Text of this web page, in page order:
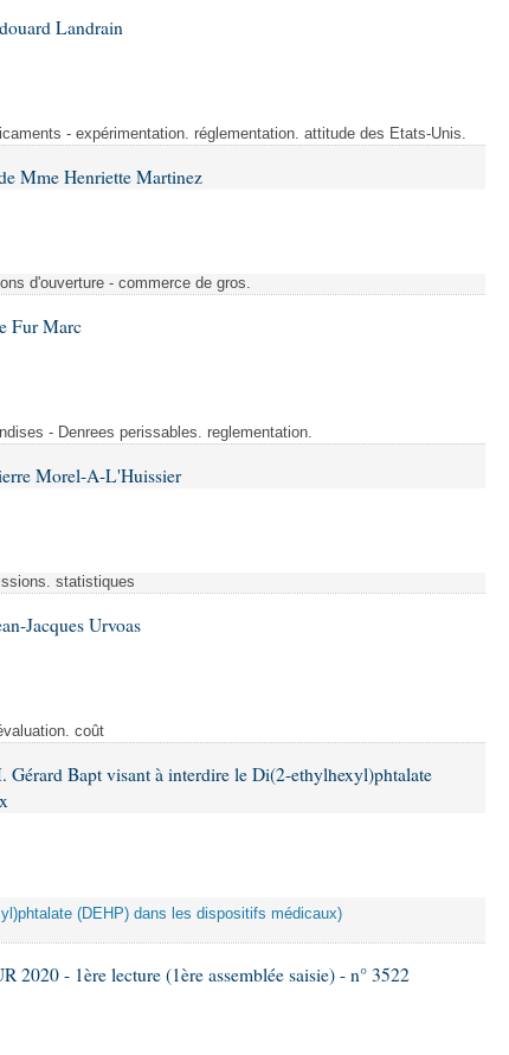
Landrain
- expérimentation. réglementation. attitude des Etats-Unis.
Mme Henriette Martinez
d'ouverture - commerce de gros.
Fur Marc
- Denrees perissables. reglementation.
Morel-A-L'Huissier
statistiques
Jacques Urvoas
coût
Bapt visant à interdire le Di(2-ethylhexyl)phtalate
(DEHP) dans les dispositifs médicaux)
2020 - 1ère lecture (1ère assemblée saisie) - n° 3522